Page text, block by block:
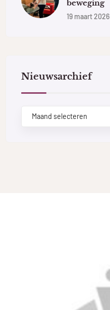
beweging
19 maart 2026
Nieuwsarchief
Maand selecteren